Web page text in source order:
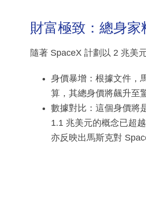
財富極致：總身
隨著 SpaceX 計劃以 2 兆美
身價暴增：根據文件，
算，其總身價將飆升至
數據對比：這個身價將
1.1 兆美元的概念已超
亦反映出馬斯克對